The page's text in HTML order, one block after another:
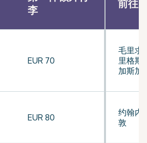
李
EUR 70
EUR 80
前往
毛里求
里格斯
加斯加
约翰内
敦